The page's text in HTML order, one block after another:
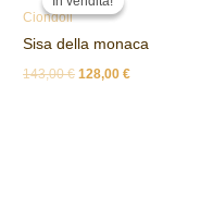
Ciondoli
Sisa della monaca
143,00€
originale
143,00 €.
128,00€
128,00 €.